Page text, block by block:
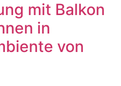
mit Balkon
in
von